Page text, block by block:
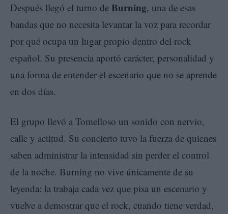
Después llegó el turno de Burning, una de esas
bandas que no necesita levantar la voz para recordar
por qué ocupa un lugar propio dentro del rock
español. Su presencia aportó carácter, personalidad y
una forma de entender el escenario que no se aprende
en dos días.
El grupo llevó a Tomelloso un sonido con nervio,
calle y actitud. Su concierto tuvo la fuerza de quienes
saben administrar la intensidad sin perder el control
de la noche. Burning no vive únicamente de su
leyenda: la trabaja cada vez que pisa un escenario y
vuelve a demostrar que el rock, cuando tiene verdad,